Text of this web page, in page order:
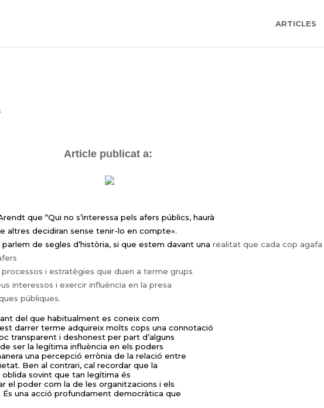
ARTICLES
Article publicat a:
que “Qui no s’interessa pels afers públics, haurà
altres decidiran sense tenir-lo en compte».
parlem de segles d’història, si que estem davantuna realitat que cada cop agafa
i estratègies que duen a terme grups
interessos i exercir influència en la presa
públiques.
del que habitualment es coneix com
darrer terme adquireix molts cops una connotació
transparent i deshonest per part d’alguns
ser la legítima influència en els poders
una percepció errònia de la relació entre
Ben al contrari, cal recordar que la
sovint que tan legítima és
el poder com la de les organitzacions i els
És una acció profundament democràtica que